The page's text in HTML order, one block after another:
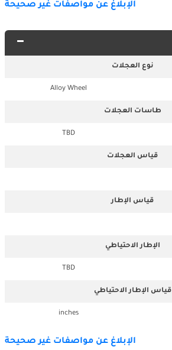
الإبلاغ عن مواصفات غير صحيحة
نوع العجلات
Alloy Wheel
طاسات العجلات
TBD
قياس العجلات
قياس الإطار
الإطار الاحتياطي
TBD
قياس الإطار الاحتياطي
inches
الإبلاغ عن مواصفات غير صحيحة